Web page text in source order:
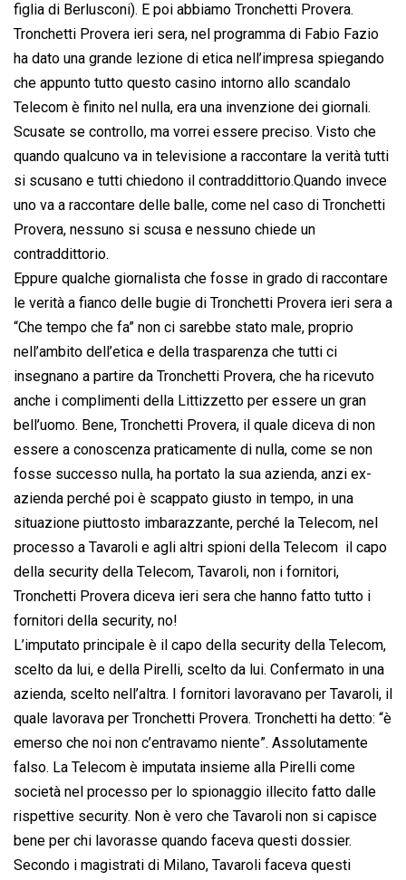
figlia di Berlusconi). E poi abbiamo Tronchetti Provera.
Tronchetti Provera ieri sera, nel programma di Fabio Fazio
ha dato una grande lezione di etica nell’impresa spiegando
che appunto tutto questo casino intorno allo scandalo
Telecom è finito nel nulla, era una invenzione dei giornali.
Scusate se controllo, ma vorrei essere preciso. Visto che
quando qualcuno va in televisione a raccontare la verità tutti
si scusano e tutti chiedono il contraddittorio.Quando invece
uno va a raccontare delle balle, come nel caso di Tronchetti
Provera, nessuno si scusa e nessuno chiede un
contraddittorio.
Eppure qualche giornalista che fosse in grado di raccontare
le verità a fianco delle bugie di Tronchetti Provera ieri sera a
“Che tempo che fa” non ci sarebbe stato male, proprio
nell’ambito dell’etica e della trasparenza che tutti ci
insegnano a partire da Tronchetti Provera, che ha ricevuto
anche i complimenti della Littizzetto per essere un gran
bell’uomo. Bene, Tronchetti Provera, il quale diceva di non
essere a conoscenza praticamente di nulla, come se non
fosse successo nulla, ha portato la sua azienda, anzi ex-
azienda perché poi è scappato giusto in tempo, in una
situazione piuttosto imbarazzante, perché la Telecom, nel
processo a Tavaroli e agli altri spioni della Telecom  il capo
della security della Telecom, Tavaroli, non i fornitori,
Tronchetti Provera diceva ieri sera che hanno fatto tutto i
fornitori della security, no!
L’imputato principale è il capo della security della Telecom,
scelto da lui, e della Pirelli, scelto da lui. Confermato in una
azienda, scelto nell’altra. I fornitori lavoravano per Tavaroli, il
quale lavorava per Tronchetti Provera. Tronchetti ha detto: “è
emerso che noi non c’entravamo niente”. Assolutamente
falso. La Telecom è imputata insieme alla Pirelli come
società nel processo per lo spionaggio illecito fatto dalle
rispettive security. Non è vero che Tavaroli non si capisce
bene per chi lavorasse quando faceva questi dossier.
Secondo i magistrati di Milano, Tavaroli faceva questi